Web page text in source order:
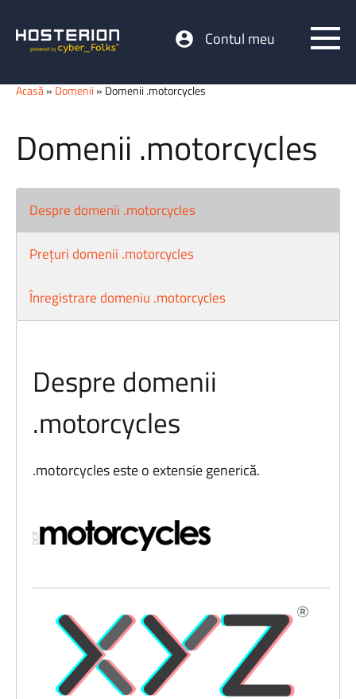
Contul meu
Acasă» Domenii » Domenii .motorcycles
Domenii .motorcycles
Despre domenii .motorcycles
Prețuri domenii .motorcycles
Înregistrare domeniu .motorcycles
Despre domenii
.motorcycles
.motorcycles este o extensie generică.